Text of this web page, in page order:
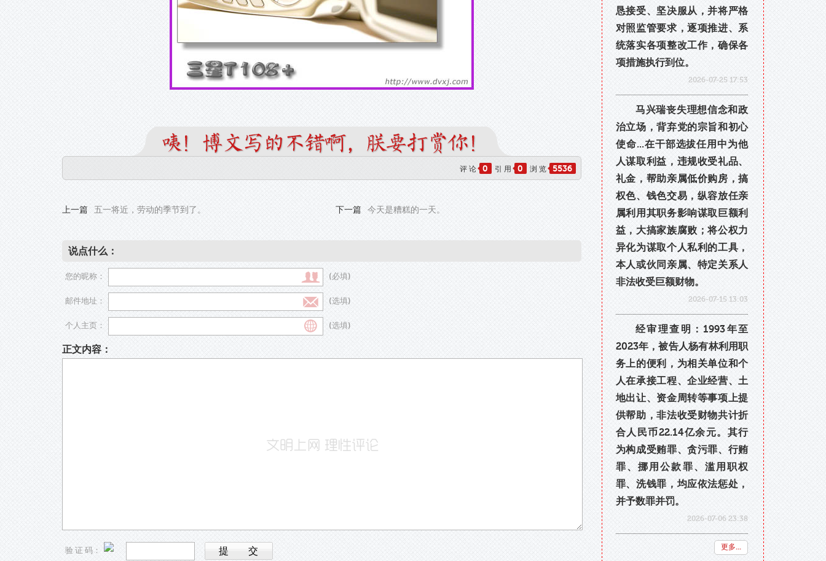
评 论 0 引 用 0 浏 览 5536
上一篇 五一将近，劳动的季节到了。 下一篇 今天是糟糕的一天。
说点什么：
您的昵称： (必填)
邮件地址： (选填)
个人主页： (选填)
正文内容：
验 证 码：
恳接受、坚决服从，并将严格
对照监管要求，逐项推进、系
统落实各项整改工作，确保各
项措施执行到位。
2026-07-25 17:53
马兴瑞丧失理想信念和政
治立场，背弃党的宗旨和初心
使命...在干部选拔任用中为他
人谋取利益，违规收受礼品、
礼金，帮助亲属低价购房，搞
权色、钱色交易，纵容放任亲
属利用其职务影响谋取巨额利
益，大搞家族腐败；将公权力
异化为谋取个人私利的工具，
本人或伙同亲属、特定关系人
非法收受巨额财物。
2026-07-15 13:03
经审理查明：1993年至
2023年，被告人杨有林利用职
务上的便利，为相关单位和个
人在承接工程、企业经营、土
地出让、资金周转等事项上提
供帮助，非法收受财物共计折
合人民币22.14亿余元。其行
为构成受贿罪、贪污罪、行贿
罪、挪用公款罪、滥用职权
罪、洗钱罪，均应依法惩处，
并予数罪并罚。
2026-07-06 23:38
更多...